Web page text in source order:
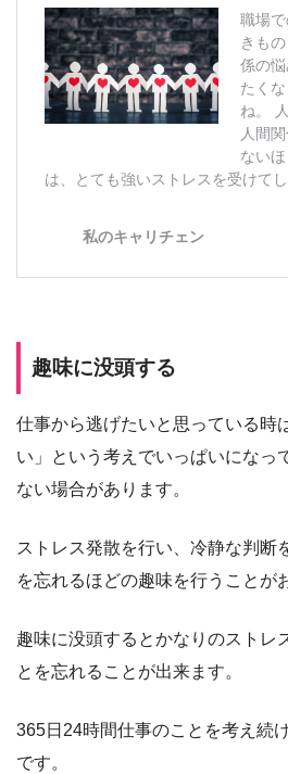
趣味に没頭する
仕事から逃げたいと思っている時
い」という考えでいっぱいになっ
ない場合があります。
ストレス発散を行い、冷静な判断
を忘れるほどの趣味を行うことが
趣味に没頭するとかなりのストレ
とを忘れることが出来ます。
365日24時間仕事のことを考え続
です。